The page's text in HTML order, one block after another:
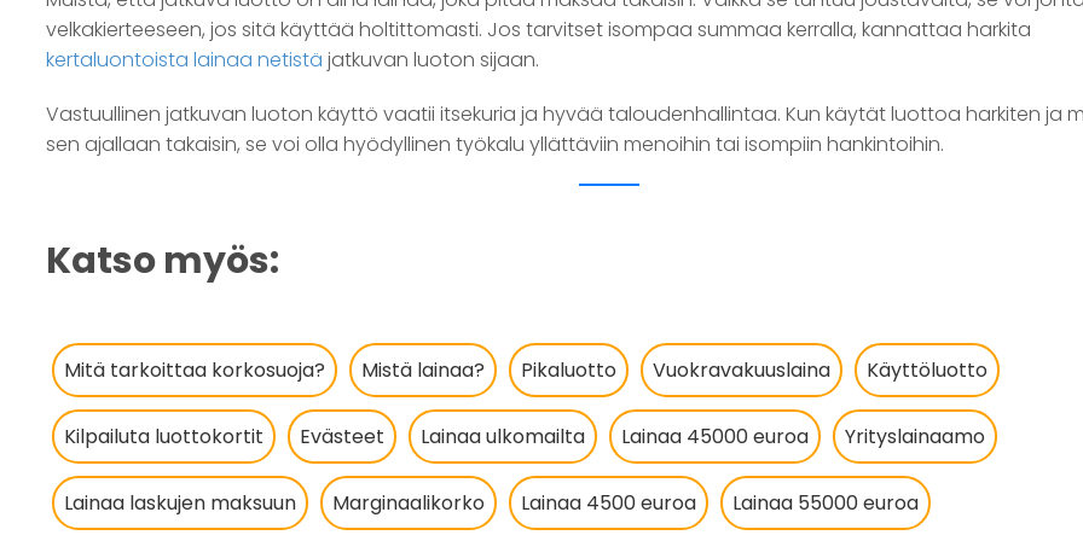
velkakierteeseen, jos sitä käyttää holtittomasti. Jos tarvitset isompaa summaa kerralla, kannattaa harkita
kertaluontoista lainaa netistä jatkuvan luoton sijaan.
Vastuullinen jatkuvan luoton käyttö vaatii itsekuria ja hyvää taloudenhallintaa. Kun käytät luottoa harkiten ja
sen ajallaan takaisin, se voi olla hyödyllinen työkalu yllättäviin menoihin tai isompiin hankintoihin.
Katso myös:
Mitä tarkoittaa korkosuoja? Mistä lainaa? Pikaluotto Vuokravakuuslaina Käyttöluotto
Kilpailuta luottokortit Evästeet Lainaa ulkomailta Lainaa 45000 euroa Yrityslainaamo
Lainaa laskujen maksuun Marginaalikorko Lainaa 4500 euroa Lainaa 55000 euroa